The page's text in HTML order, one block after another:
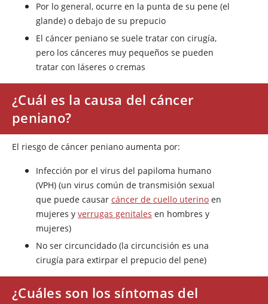
Por lo general, ocurre en la punta de su pene (el
glande) o debajo de su prepucio
El cáncer peniano se suele tratar con cirugía,
pero los cánceres muy pequeños se pueden
tratar con láseres o cremas
¿Cuál es la causa del cáncer
peniano?
El riesgo de cáncer peniano aumenta por:
Infección por el virus del papiloma humano
(VPH) (un virus común de transmisión sexual
que puede causar cáncer de cuello uterino en
mujeres y verrugas genitales en hombres y
mujeres)
No ser circuncidado (la circuncisión es una
cirugía para extirpar el prepucio del pene)
¿Cuáles son los síntomas del